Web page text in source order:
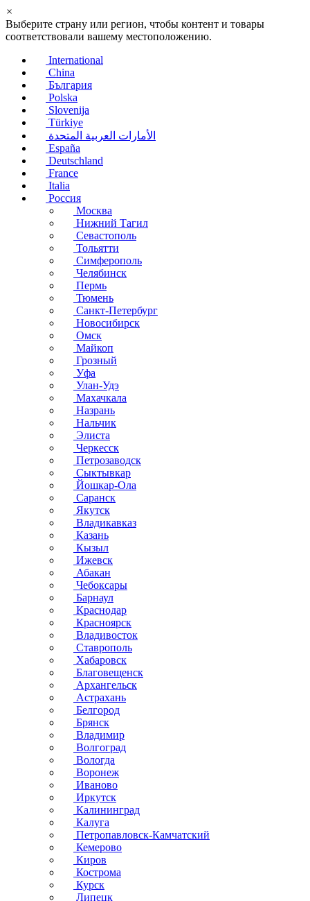
×
Выберите страну или регион, чтобы контент и товары
соответствовали вашему местоположению.
International
China
България
Polska
Slovenija
Türkiye
الأمارات العربية المتحدة
España
Deutschland
France
Italia
Россия
Москва
Нижний Тагил
Севастополь
Тольятти
Симферополь
Челябинск
Пермь
Тюмень
Санкт-Петербург
Новосибирск
Омск
Майкоп
Грозный
Уфа
Улан-Удэ
Махачкала
Назрань
Нальчик
Элиста
Черкесск
Петрозаводск
Сыктывкар
Йошкар-Ола
Саранск
Якутск
Владикавказ
Казань
Кызыл
Ижевск
Абакан
Чебоксары
Барнаул
Краснодар
Красноярск
Владивосток
Ставрополь
Хабаровск
Благовещенск
Архангельск
Астрахань
Белгород
Брянск
Владимир
Волгоград
Вологда
Воронеж
Иваново
Иркутск
Калининград
Калуга
Петропавловск-Камчатский
Кемерово
Киров
Кострома
Курск
Липецк